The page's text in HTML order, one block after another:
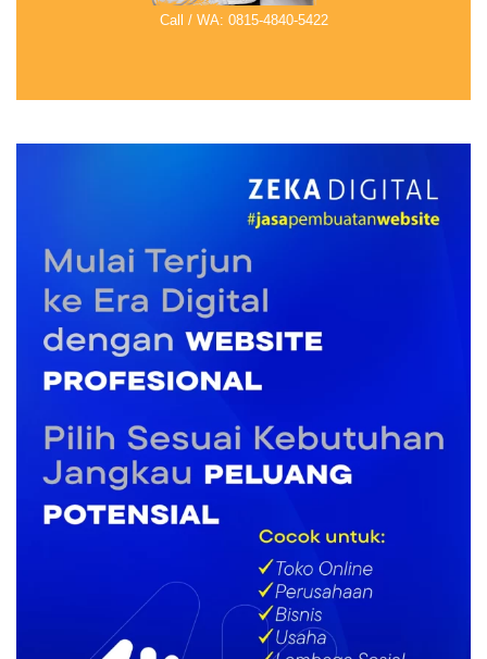
Call / WA: 0815-4840-5422